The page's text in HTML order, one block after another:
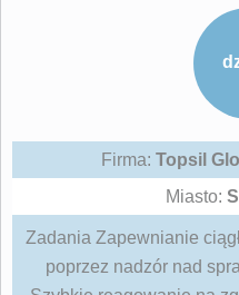
Firma: Topsil
Miasto:
Zadania Zapewnianie
poprzez nadzór nad